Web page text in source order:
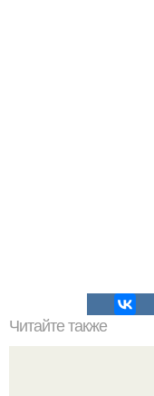
Читайте также